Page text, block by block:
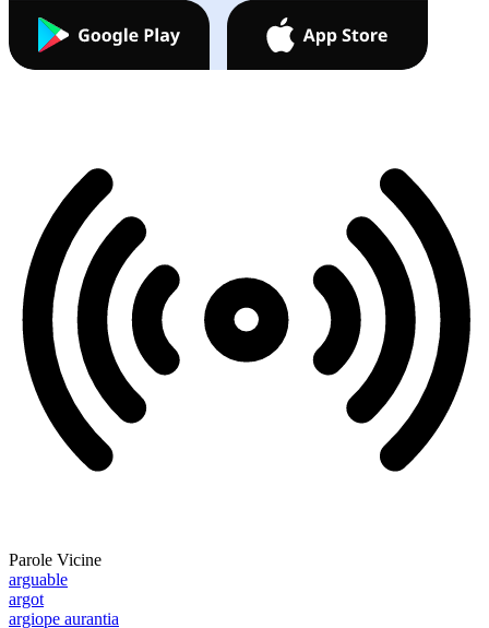
Parole Vicine
arguable
argot
argiope aurantia